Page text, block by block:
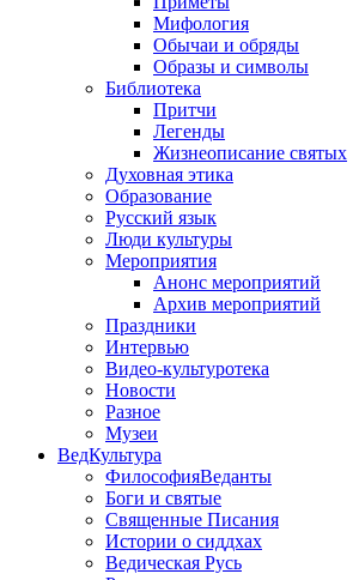
Мифология
Обычаи и обряды
Образы и символы
Библиотека
Притчи
Легенды
Жизнеописание святых
Духовная этика
Образование
Русский язык
Люди культуры
Мероприятия
Анонс мероприятий
Архив мероприятий
Праздники
Интервью
Видео-культуротека
Новости
Разное
Музеи
ВедКультура
ФилософияВеданты
Боги и святые
Священные Писания
Истории о сиддхах
Ведическая Русь